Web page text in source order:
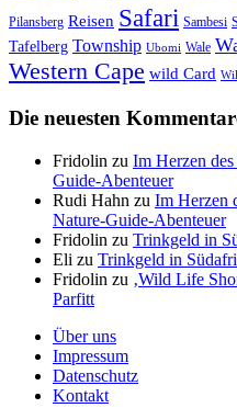
Pilansberg Reisen Safari Sambesi
Tafelberg Township Ubomi Wale
Western Cape wild Card
Die neuesten
Fridolin zu Im Herzen
Guide-Abenteuer
Rudi Hahn zu Im Herzen
Nature-Guide-Abenteuer
Fridolin zu Trinkgeld in
Eli zu Trinkgeld in
Fridolin zu ‚Wild Life
Parfitt
Über uns
Impressum
Datenschutz
Kontakt